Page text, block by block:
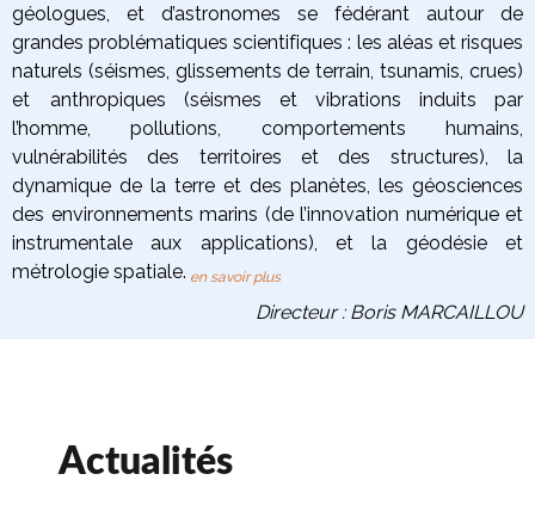
géologues, et d’astronomes se fédérant autour de
grandes problématiques scientifiques : les aléas et risques
naturels (séismes, glissements de terrain, tsunamis, crues)
et anthropiques (séismes et vibrations induits par
l’homme, pollutions, comportements humains,
vulnérabilités des territoires et des structures), la
dynamique de la terre et des planètes, les géosciences
des environnements marins (de l’innovation numérique et
instrumentale aux applications), et la géodésie et
métrologie spatiale. en savoir plus
Directeur : Boris MARCAILLOU
Actualités